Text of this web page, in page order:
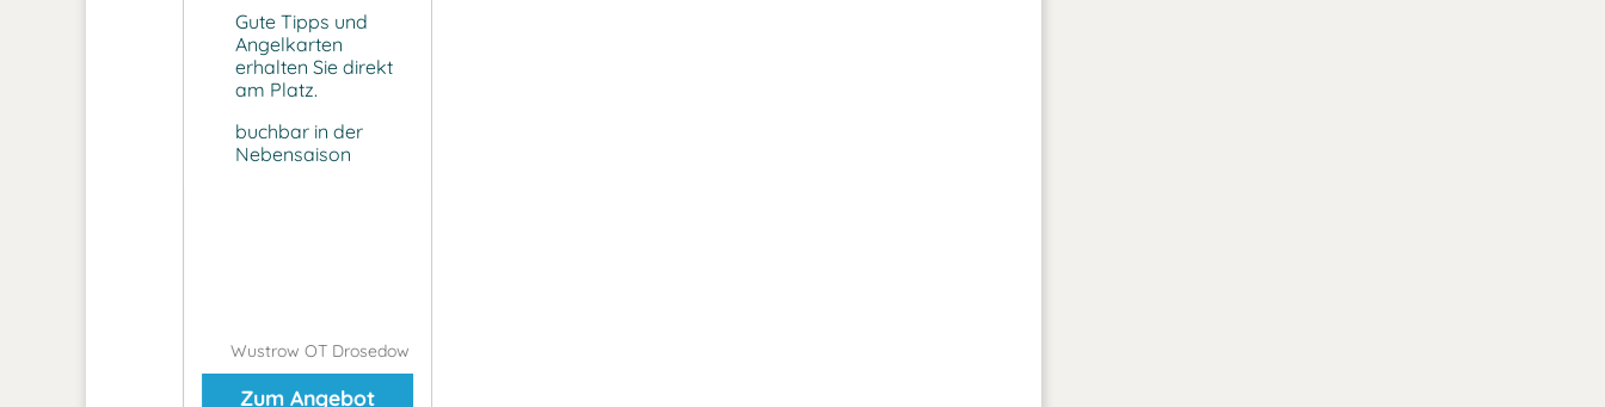
Gute Tipps und
Angelkarten
erhalten Sie direkt
am Platz.
buchbar in der
Nebensaison
Wustrow OT Drosedow
Zum Angebot